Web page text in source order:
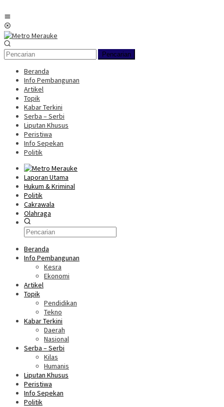
ke
konten
Pencarian
Beranda
Info Pembangunan
Artikel
Topik
Kabar Terkini
Serba – Serbi
Liputan Khusus
Peristiwa
Info Sepekan
Politik
Laporan Utama
Hukum & Kriminal
Politik
Cakrawala
Olahraga
Beranda
Info Pembangunan
Kesra
Ekonomi
Artikel
Topik
Pendidikan
Tekno
Kabar Terkini
Daerah
Nasional
Serba – Serbi
Kilas
Humanis
Liputan Khusus
Peristiwa
Info Sepekan
Politik